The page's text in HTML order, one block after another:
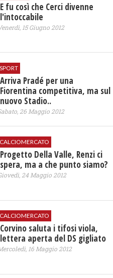
E fu così che Cerci divenne
l'intoccabile
15 Giugno 2012
SPORT
Arriva Pradé per una
Fiorentina competitiva, ma sul
nuovo Stadio..
26 Maggio 2012
CALCIOMERCATO
Progetto Della Valle, Renzi ci
spera, ma a che punto siamo?
24 Maggio 2012
CALCIOMERCATO
Corvino saluta i tifosi viola,
lettera aperta del DS gigliato
16 Maggio 2012